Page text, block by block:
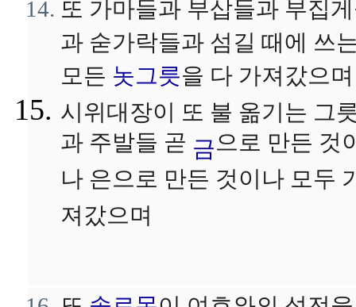
또 가마들과 부삽들과 부집
과 숟가락들과 섬길 때에 쓰
모든 놋그릇을 다 가져갔으며
시위대장이 또 불 옮기는 그
과 주발들 곧 금으로 만든 것
나 은으로 만든 것이나 모두
져갔으며